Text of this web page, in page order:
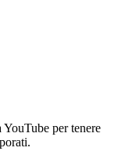
per tenere